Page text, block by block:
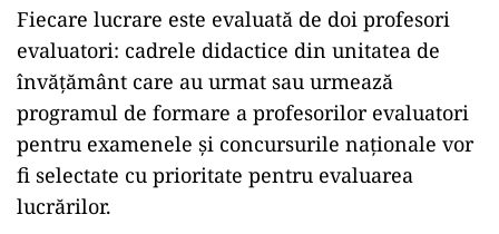
Fiecare lucrare este evaluată de doi profesori
evaluatori: cadrele didactice din unitatea de
învățământ care au urmat sau urmează
programul de formare a profesorilor evaluatori
pentru examenele și concursurile naționale vor
fi selectate cu prioritate pentru evaluarea
lucrărilor.